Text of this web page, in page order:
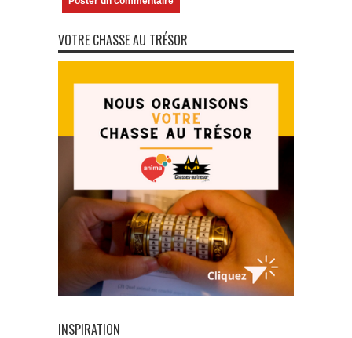
VOTRE CHASSE AU TRÉSOR
INSPIRATION